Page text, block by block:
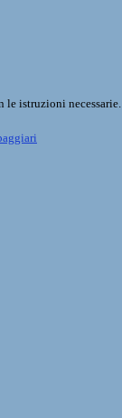
le istruzioni necessarie.